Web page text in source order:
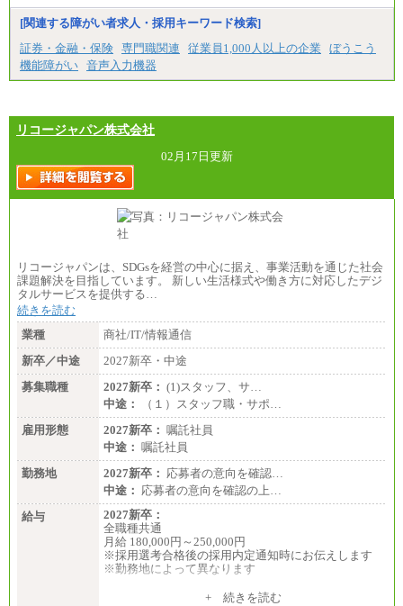
[関連する障がい者求人・採用キーワード検索]
証券・金融・保険 専門職関連 従業員1,000人以上の企業
ぼうこう
機能障がい 音声入力機器
リコージャパン株式会社
02月17日更新
リコージャパンは、SDGsを経営の中心に据え、事業活動を通じた社会
課題解決を目指しています。 新しい生活様式や働き方に対応したデジ
タルサービスを提供する…
続きを読む
業種
商社/IT/情報通信
新卒／中途
2027新卒・中途
募集職種
2027新卒： (1)スタッフ、サ…
中途：
（１）スタッフ職・サポ…
雇用形態
2027新卒： 嘱託社員
中途： 嘱託社員
勤務地
2027新卒： 応募者の意向を確認…
中途： 応募者の意向を確認の上…
給与
2027新卒：
全職種共通
月給 180,000円～250,000円
※採用選考合格後の採用内定通知時にお伝えします
※勤務地によって異なります
+ 続きを読む